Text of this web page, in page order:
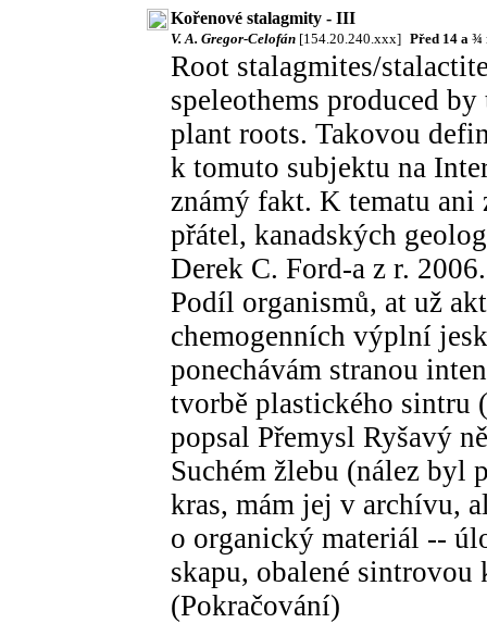
Kořenové stalagmity - III
V. A. Gregor-Celofán [154.20.240.xxx] Před 14 a ¾
Root stalagmites/
speleothems produced
plant roots. Takovou
k tomuto subjektu na
známý fakt. K tematu ani
přátel, kanadských
Derek C. Ford-a z r. 2006.
Podíl organismů, at už
chemogenních výplní
ponechávám stranou
tvorbě plastického sintru
popsal Přemysl Ryšavý
Suchém žlebu (nález byl
kras, mám jej v archívu,
o organický materiál --
skapu, obalené
(Pokračování)